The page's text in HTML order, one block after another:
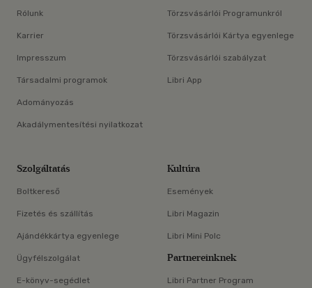
Rólunk
Karrier
Impresszum
Társadalmi programok
Adományozás
Akadálymentesítési nyilatkozat
Törzsvásárlói Programunkról
Törzsvásárlói Kártya egyenlege
Törzsvásárlói szabályzat
Libri App
Szolgáltatás
Boltkereső
Fizetés és szállítás
Ajándékkártya egyenlege
Ügyfélszolgálat
E-könyv-segédlet
Kultúra
Események
Libri Magazin
Libri Mini Polc
Partnereinknek
Libri Partner Program